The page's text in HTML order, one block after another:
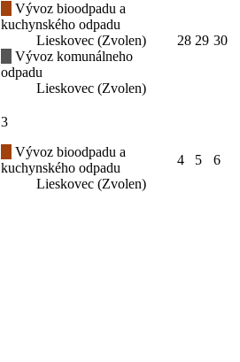
Vývoz bioodpadu a
kuchynského odpadu
Lieskovec (Zvolen)
Vývoz komunálneho
odpadu
Lieskovec (Zvolen)
28 29 30
3
Vývoz bioodpadu a
kuchynského odpadu
Lieskovec (Zvolen)
4 5 6